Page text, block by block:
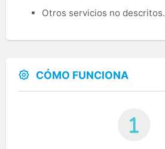
Otros servicios no descritos.
CÓMO FUNCIONA